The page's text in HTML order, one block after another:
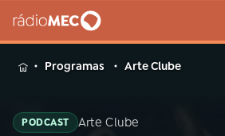
MENUProgramas Arte Clube
PODCAST Arte Clube